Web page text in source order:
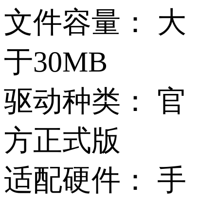
文件容量：
大
于30MB
驱动种类：
官
方正式版
适配硬件：
手